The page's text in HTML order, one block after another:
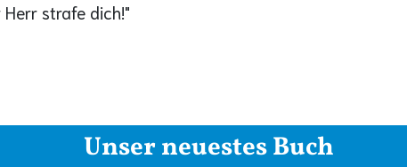
strafe dich!"
Unser neuestes Buch